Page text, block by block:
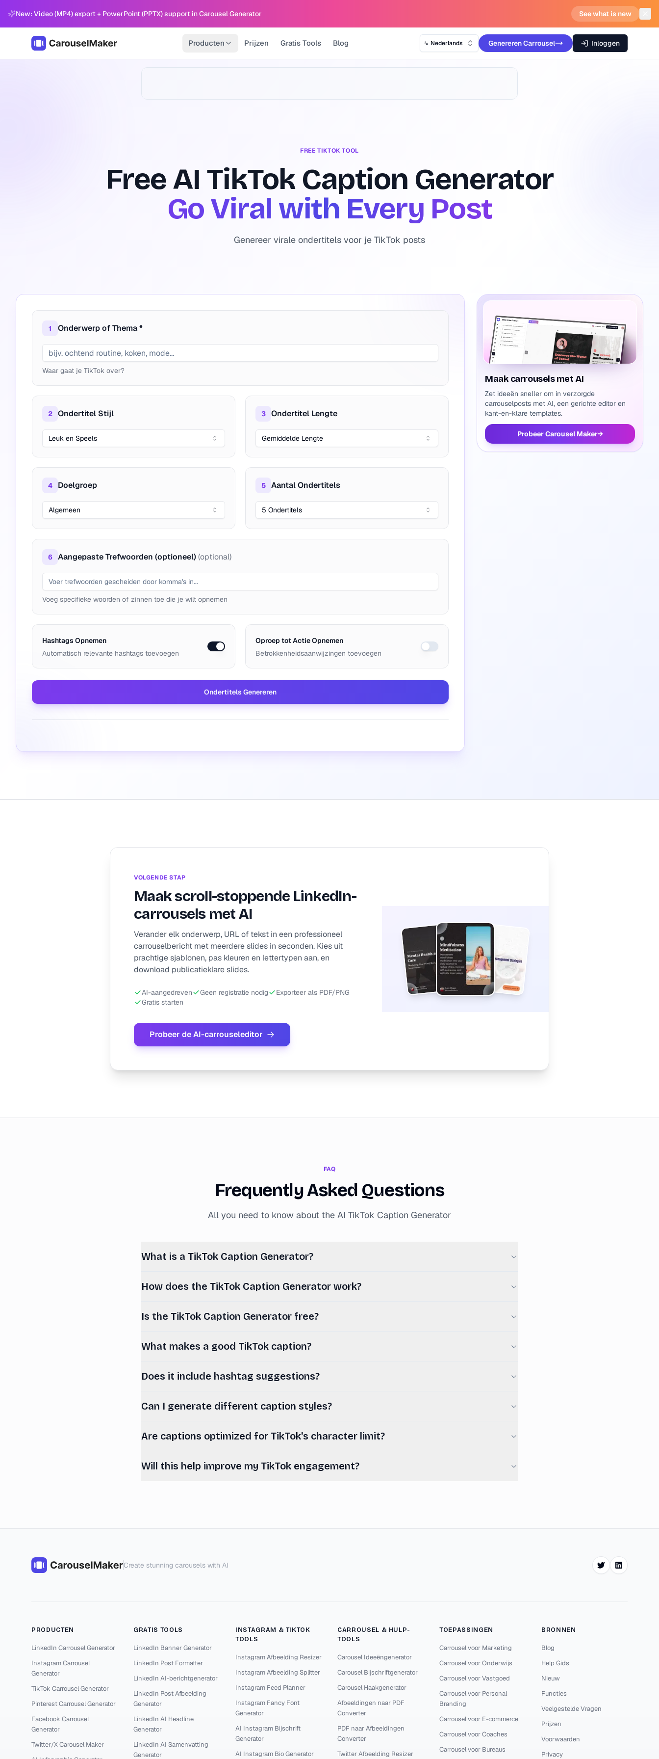
New: Video (MP4) export + PowerPoint (PPTX) support in Carousel Generator See what is new
Producten Prijzen Gratis Tools Blog Nederlands GenererenCarrousel Inloggen
FREE TIKTOK TOOL
Free AI TikTok Caption Generator
Go Viral with Every Post
Genereer virale ondertitels voor je TikTok posts
1 Onderwerp of Thema *
Waar gaat je TikTok over?
2 Ondertitel Stijl
Leuk en Speels
3 Ondertitel Lengte
Gemiddelde Lengte
4 Doelgroep
Algemeen
5 Aantal Ondertitels
5 Ondertitels
6 Aangepaste Trefwoorden (optioneel)(optional)
Voeg specifieke woorden of zinnen toe die je wilt opnemen
Hashtags Opnemen
Automatisch relevante hashtags toevoegen
Oproep tot Actie Opnemen
Betrokkenheidsaanwijzingen toevoegen
Ondertitels Genereren
Maak carrousels met AI
Zet ideeën sneller om in verzorgde
carrouselposts met AI, een gerichte editor en
kant-en-klare templates.
Probeer Carousel Maker→
VOLGENDE STAP
Maak scroll-stoppende LinkedIn-
carrousels met AI
Verander elk onderwerp, URL of tekst in een professioneel
carrouselbericht met meerdere slides in seconden. Kies uit
prachtige sjablonen, pas kleuren en lettertypen aan, en
download publicatieklare slides.
AI-aangedreven Geen registratie nodig
Exporteer als PDF/PNG
Gratis starten
Probeer de AI-carrouseleditor
FAQ
Frequently Asked Questions
All you need to know about the AI TikTok Caption Generator
What is a TikTok Caption Generator?
How does the TikTok Caption Generator work?
Is the TikTok Caption Generator free?
What makes a good TikTok caption?
Does it include hashtag suggestions?
Can I generate different caption styles?
Are captions optimized for TikTok's character limit?
Will this help improve my TikTok engagement?
Create stunning carousels with AI TwitterLinkedIn
PRODUCTEN
LinkedIn Carrousel Generator
Instagram Carrousel
Generator
TikTok Carrousel Generator
Pinterest Carrousel Generator
Facebook Carrousel
Generator
Twitter/X Carousel Maker
GRATIS TOOLS
LinkedIn Banner Generator
LinkedIn Post Formatter
LinkedIn AI-berichtgenerator
LinkedIn Post Afbeelding
Generator
LinkedIn AI Headline
Generator
LinkedIn AI Samenvatting
Generator
INSTAGRAM & TIKTOK
TOOLS
Instagram Afbeelding Resizer
Instagram Afbeelding Splitter
Instagram Feed Planner
Instagram Fancy Font
Generator
AI Instagram Bijschrift
Generator
AI Instagram Bio Generator
CARROUSEL & HULP-
TOOLS
Carousel Ideeëngenerator
Carousel Bijschriftgenerator
Carousel Haakgenerator
Afbeeldingen naar PDF
Converter
PDF naar Afbeeldingen
Converter
Twitter Afbeelding Resizer
TOEPASSINGEN
Carrousel voor Marketing
Carrousel voor Onderwijs
Carrousel voor Vastgoed
Carrousel voor Personal
Branding
Carrousel voor E-commerce
Carrousel voor Coaches
Carrousel voor Bureaus
BRONNEN
Blog
Help Gids
Nieuw
Functies
Veelgestelde Vragen
Prijzen
Voorwaarden
Privacy